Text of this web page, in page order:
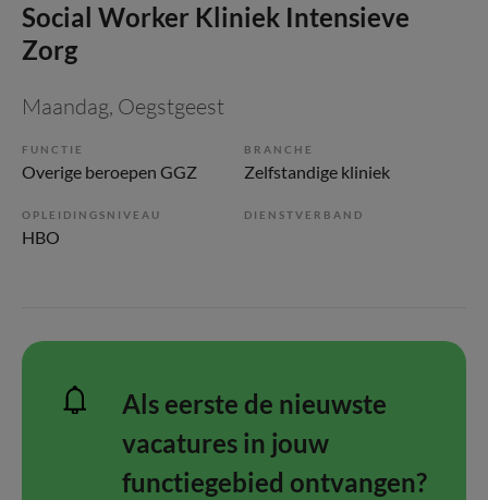
Social Worker Kliniek Intensieve
Zorg
Maandag, Oegstgeest
FUNCTIE
Overige beroepen GGZ
BRANCHE
Zelfstandige kliniek
OPLEIDINGSNIVEAU
HBO
DIENSTVERBAND
Als eerste de nieuwste
vacatures in jouw
functiegebied ontvangen?